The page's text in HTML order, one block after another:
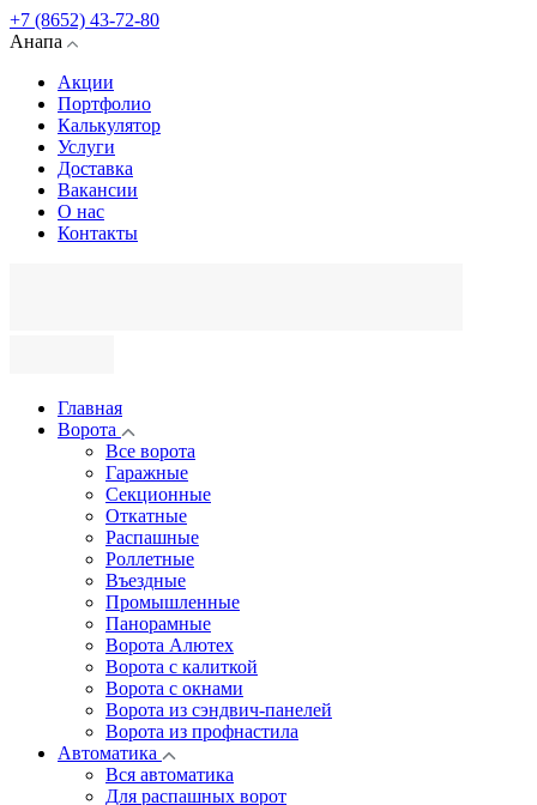
+7 (8652) 43-72-80
Анапа
Акции
Портфолио
Калькулятор
Услуги
Доставка
Вакансии
О нас
Контакты
Главная
Ворота
Все ворота
Гаражные
Секционные
Откатные
Распашные
Роллетные
Въездные
Промышленные
Панорамные
Ворота Алютех
Ворота с калиткой
Ворота c окнами
Ворота из сэндвич-панелей
Ворота из профнастила
Автоматика
Вся автоматика
Для распашных ворот